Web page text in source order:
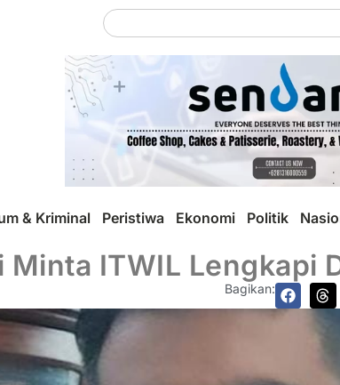
& Kriminal Peristiwa Ekonomi Politik
ITWIL Lengkapi
Bagikan: